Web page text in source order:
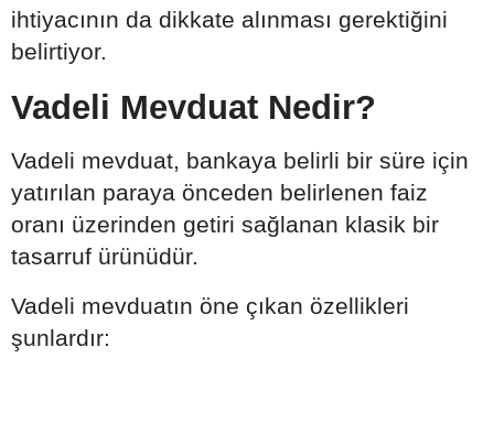
ihtiyacının da dikkate alınması gerektiğini
belirtiyor.
Vadeli Mevduat Nedir?
Vadeli mevduat, bankaya belirli bir süre için
yatırılan paraya önceden belirlenen faiz
oranı üzerinden getiri sağlanan klasik bir
tasarruf ürünüdür.
Vadeli mevduatın öne çıkan özellikleri
şunlardır: